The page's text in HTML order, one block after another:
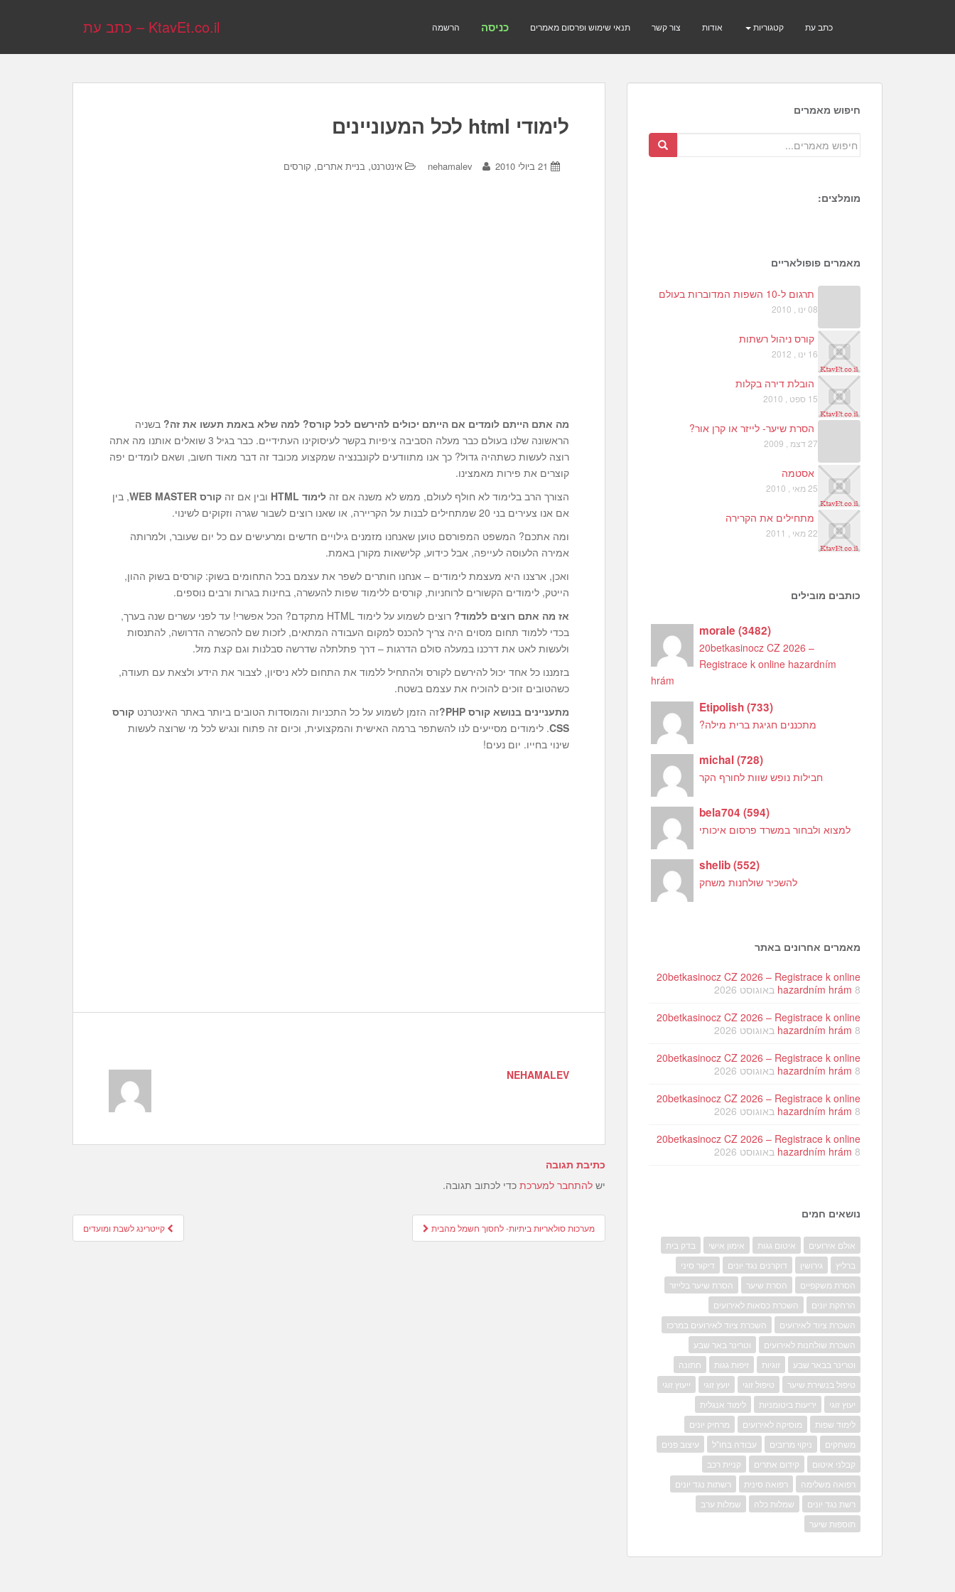
KtavEt.co.il – כתב עת הרשמה כניסה תנאי שימוש ופרסום מאמרים צור קשר אודות קטגוריות כתב עת
לימודי html לכל המעוניינים
21 ביולי 2010 nehamalev אינטרנט, בניית אתרים, קורסים
מה אתם הייתם לומדים אם הייתם יכולים להירשם לכל קורס? למה שלא באמת תעשו את זה? בשניה
הראשונה שלנו בעולם כבר מעלה הסביבה ציפיות בקשר לעיסוקינו העתידיים. כבר בגיל 3 שואלים אותנו מה אתה
רוצה לעשות כשתהיה גדול? כך אנו מתוודעים לקונבנציה שמקצוע מכובד זה דבר מאוד חשוב, ושאם לומדים יפה
קוצרים את פירות מאמצינו.
הצורך הרב בלימוד לא חולף לעולם, ממש לא משנה אם זה לימוד HTML ובין אם זה קורס WEB MASTER
, בין
אם אנו צעירים בני 20 שמתחילים לבנות על הקריירה, או שאנו רוצים לשבור שגרה וזקוקים לשינוי.
ומה אתכם? המשפט המפורסם טוען שאנחנו מזמנים גילויים חדשים ומרעישים עם כל יום שעובר, ולמרותה
אמירה הלעוסה לעייפה, אבל כידוע, קלישאות מקורן באמת.
ואכן, ארצנו היא מעצמת לימודים – אנחנו חותרים לשפר את עצמם בכל התחומים בשוק: קורסים בשוק ההון,
הייטק, לימודים הקשורים לרוחניות, קורסים ללימוד שפות להעשרה, בחינות בגרות ורבים נוספים.
אז מה אתם רוצים ללמוד?
רוצים לשמוע על לימוד HTML מתקדם? הכל אפשרי! עד לפני עשרים שנה בערך,
בכדי ללמוד תחום מסוים היה צריך להכנס למקום העבודה המתאים, לזכות שם להכשרה הדרושה, להתנסות
ולעשות לאט את דרכנו במעלה סולם הדרגות – דרך פתלתלה שדרשה סבלנות וגם קצת מזל.
בזמננו כל אחד יכול להירשם לקורס ולהתחיל ללמוד את התחום ללא ניסיון, לצבור את הידע ולצאת עם תעודה,
כשהטובים זוכים להוכיח את עצמם בשטח.
מתעניינים בנושא קורס PHP ?זה הזמן לשמוע על כל התכניות והמוסדות הטובים ביותר באתר האינטרנט קורס
CSS. לימודים מסייעים לנו להשתפר ברמה האישית והמקצועית, וכיום זה פתוח ונגיש לכל מי שרוצה לעשות
שינוי בחייו. יום נעים!
NEHAMALEV
כתיבת תגובה
יש להתחבר למערכת כדי לכתוב תגובה.
Post
navigation
קייטרינג לשבת ומועדים מערכות סולאריות ביתיות- לחסוך חשמל מהבית
חיפוש מאמרים
מומלצים:
מאמרים פופולאריים
תרגום ל-10 השפות המדוברות בעולם
08 ינו , 2010
קורס ניהול רשתות
16 ינו , 2012
הובלת דירה בקלות
15 ספט , 2010
הסרת שיער- לייזר או קרן אור?
27 דצמ , 2009
אסטמה
25 מאי , 2010
מתחילים את הקרירה
22 מאי , 2011
כותבים מובילים
morale(3482)
20betkasinocz CZ 2026 –
Registrace k online hazardním
hrám
Etipolish(733)
מתכננים חגיגת ברית מילה?
michal(728)
חבילות נופש שוות לחורף הקר
bela704(594)
למצוא ולבחור במשרד פרסום איכותי
shelib(552)
להשכיר שולחנות משחק
מאמרים אחרונים באתר
20betkasinocz CZ 2026 – Registrace k online
hazardním hrám 8 באוגוסט 2026
20betkasinocz CZ 2026 – Registrace k online
hazardním hrám 8 באוגוסט 2026
20betkasinocz CZ 2026 – Registrace k online
hazardním hrám 8 באוגוסט 2026
20betkasinocz CZ 2026 – Registrace k online
hazardním hrám 8 באוגוסט 2026
20betkasinocz CZ 2026 – Registrace k online
hazardním hrám 8 באוגוסט 2026
נושאים חמים
אולם אירועים איטום גגות אימון אישי
בדק בית
ברליץ
גירושין דוקרנים נגד יונים
דיקור סיני
הסרת משקפיים
הסרת שיער
הסרת שיער בלייזר
הרחקת יונים
השכרת כסאות לאירועים
השכרת ציוד לאירועים
השכרת ציוד לאירועים במרכז
השכרת שולחנות לאירועים
וטרינר באר שבע
וטרינר בבאר שבע
זוגיות זיפות גגות
חתונה
טיפול בנשירת שיער
טיפול זוגי יועץ זוגי
ייעוץ זוגי
יעוץ זוגי
יריעות ביטומניות
לימוד אנגלית
לימוד שפות
מוסיקה לאירועים
מרחיק יונים
משחקים
ניקוי מרזבים עבודה בחו"ל
עיצוב פנים
קבלני איטום
קידום אתרים
קניית רכב
רפואה משלימה
רפואה סינית
רשתות נגד יונים
רשת נגד יונים
שמלות כלה
שמלות ערב
תוספות שיער